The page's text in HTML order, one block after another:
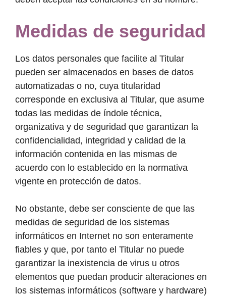
Medidas de seguridad
Los datos personales que facilite al Titular
pueden ser almacenados en bases de datos
automatizadas o no, cuya titularidad
corresponde en exclusiva al Titular, que asume
todas las medidas de índole técnica,
organizativa y de seguridad que garantizan la
confidencialidad, integridad y calidad de la
información contenida en las mismas de
acuerdo con lo establecido en la normativa
vigente en protección de datos.
No obstante, debe ser consciente de que las
medidas de seguridad de los sistemas
informáticos en Internet no son enteramente
fiables y que, por tanto el Titular no puede
garantizar la inexistencia de virus u otros
elementos que puedan producir alteraciones en
los sistemas informáticos (software y hardware)